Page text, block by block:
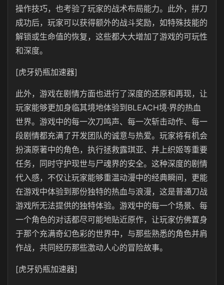
操作技巧，也考验了玩家的战术布局能力。此外，拼刀
成功后，玩家可以获得额外的战斗奖励，如特殊技能的
解锁或生命值的恢复，这些都大大增加了游戏的可玩性
和深度。
[虎牙奶瓶加速器]
此外，游戏在剧情方面也进行了深度的还原和再现，让
玩家能够更加身临其境地体验到BLEACH境·界的热血
世界。游戏中的每一次刀鸣声、每一次斩击动作、每一
段剧情都充满了开发团队的诚意与热爱。玩家将有机会
扮演原著中的角色，执行拯救露琪亚、井上织姬等重要
任务，同时守护现世与尸魂界的安全。这种深度的剧情
代入感，不仅让玩家能够重温动漫中的经典瞬间，更能
在游戏中体验到那份独特的热血与浪漫，这是普通刀战
游戏所无法提供的独特体验。游戏中的每一个场景、每
一个角色的对话都尽可能地贴近原作，让玩家仿佛置身
于那个充满奇幻色彩的世界中，与那些熟悉的角色并肩
作战，共同经历那些激动人心的冒险故事。
[虎牙奶瓶加速器]